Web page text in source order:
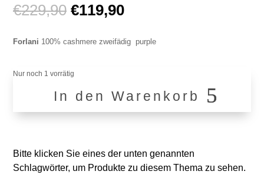
€229,90 Ursprünglicher
war:
€119,90Aktueller
ist:
€119,90.
Forlani 100% cashmere zweifädig purple
Nur noch 1 vorrätig
In den Warenkorb
Bitte klicken Sie eines der unten genannten
Schlagwörter, um Produkte zu diesem Thema zu sehen.